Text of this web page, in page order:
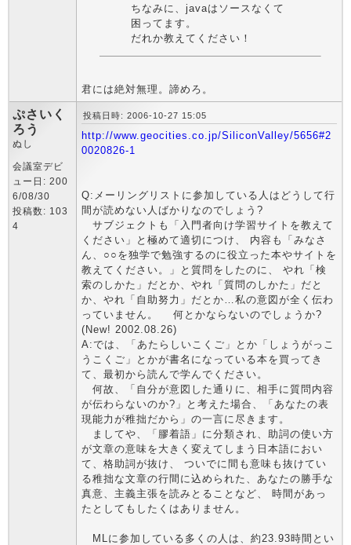
ちなみに、javaはソースなくて
困ってます。
だれか教えてください！
君には絶対無理。諦めろ。
ぷさいく
ろう
ぬし
会議室デビ
ュー日: 200
6/08/30
投稿数: 103
4
投稿日時: 2006-10-27 15:05
http://www.geocities.co.jp/SiliconValley/5656#2
0020826-1
Q:メーリングリストに参加している人はどうして行
間が読めない人ばかりなのでしょう?
サブジェクトも「入門者向け学習サイトを教えて
ください」と極めて適切につけ、 内容も「みなさ
ん、○○を独学で勉強するのに役立った本やサイトを
教えてください。」と質問をしたのに、 やれ「検
索のしかた」だとか、やれ「質問のしかた」だと
か、やれ「自助努力」だとか…私の意図が全く伝わ
っていません。 何とかならないのでしょうか?
(New! 2002.08.26)
A:では、「あたらしいこくご」とか「しょうがっこ
うこくご」とかが書名になっている本を買ってき
て、最初から読んで学んでください。
何故、「自分が意図した通りに、相手に質問内容
が伝わらないのか?」と考えた場合、「あなたの表
現能力が稚拙だから」の一言に尽きます。
ましてや、「膠着語」に分類され、助詞の使い方
が文章の意味を大きく変えてしまう日本語におい
て、格助詞が抜け、 ついでに間も意味も抜けてい
る稚拙な文章の行間に込められた、あなたの勝手な
真意、主義主張を読みとることなど、 時間があっ
たとしてもしたくはありません。
MLに参加している多くの人は、約23.93時間とい